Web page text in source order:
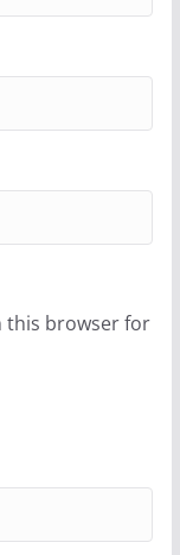
this browser for